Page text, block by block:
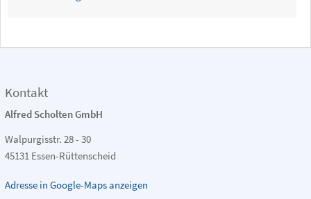
Kontakt
Alfred Scholten GmbH
Walpurgisstr. 28 - 30
45131 Essen-Rüttenscheid
Adresse in Google-Maps anzeigen